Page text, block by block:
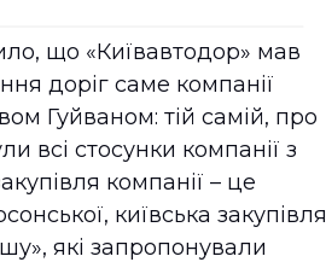
що «Київавтодор» мав
доріг саме компанії
Гуйваном: тій самій, про
всі стосунки компанії з
компанії – це
київська закупівля
які запропонували